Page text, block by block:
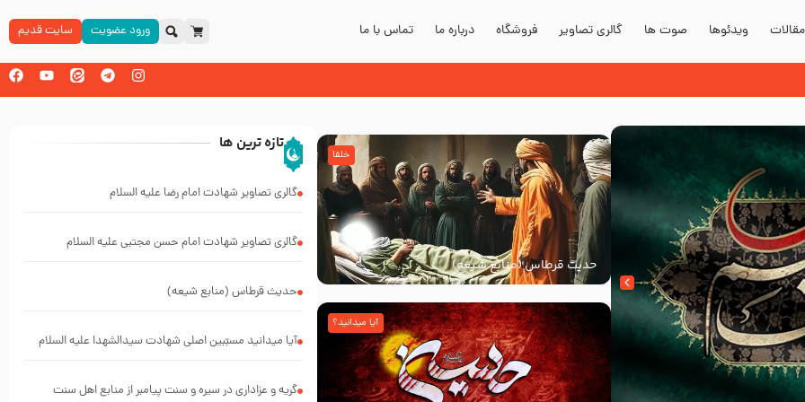
مقالات ویدئوها صوت ها گالری تصاویر فروشگاه درباره ما تماس با ما ورود عضویت سایت قدیم
حدیث قرطاس (منابع شیعه)
خلفا
آیا میدانید؟
تازه ترین ها
گالری تصاویر شهادت امام رضا علیه السلام
گالری تصاویر شهادت امام حسن مجتبی علیه السلام
حدیث قرطاس (منابع شیعه)
آیا میدانید مسبّبین اصلی شهادت سیدالشهدا علیه ‌السلام
گریه و عزاداری در سیره و سنت پیامبر از منابع اهل سنت